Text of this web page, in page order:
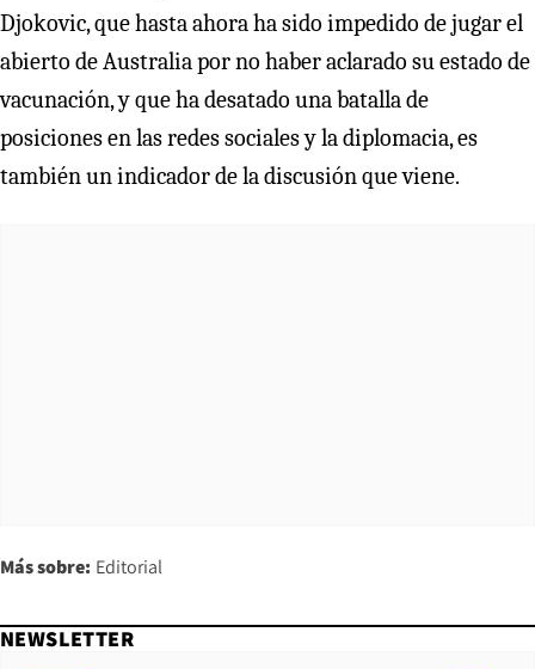
Djokovic, que hasta ahora ha sido impedido de jugar el
abierto de Australia por no haber aclarado su estado de
vacunación, y que ha desatado una batalla de
posiciones en las redes sociales y la diplomacia, es
también un indicador de la discusión que viene.
Más sobre: Editorial
NEWSLETTER